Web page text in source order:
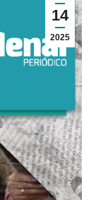
14
2025